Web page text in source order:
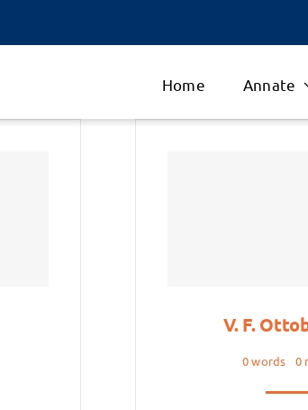
Home Annate
V. F.
0 words 0